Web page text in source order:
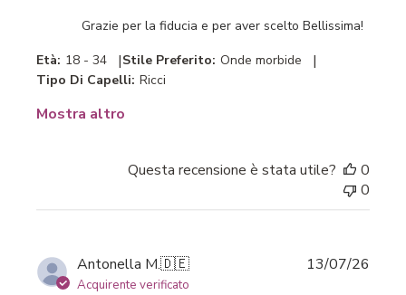
Jul
28
2026
Grazie per la fiducia e per aver scelto Bellissima!
Età: 18 - 34 |Stile Preferito: Onde morbide |
Tipo Di Capelli: Ricci
Mostra altro
Questa recensione è stata utile?
0
0
Antonella M.🇩🇪
Acquirente verificato
13/07/26